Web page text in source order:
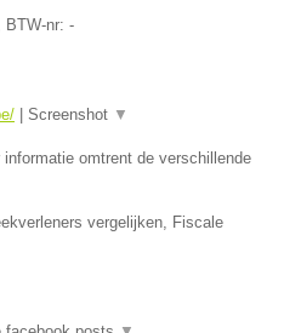
BTW-nr: -
Screenshot ▼
omtrent de verschillende
vergelijken, Fiscale